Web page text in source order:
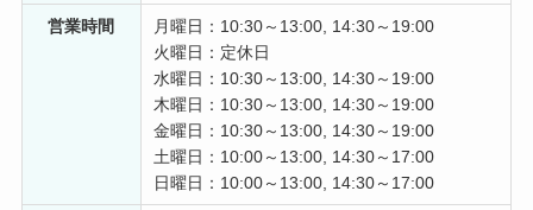
かりですが、短期間でも効果を実感できており、感動し
ております。 先生もスタッフの皆さまも優しく親切で、
とても心地よく施術いただいております。 ホワイトニン
グご検討の方には是非オススメしたいです！
1 か月前
営業時間
月曜日：10:30～13:00, 14:30～19:00
火曜日：定休日
水曜日：10:30～13:00, 14:30～19:00
木曜日：10:30～13:00, 14:30～19:00
金曜日：10:30～13:00, 14:30～19:00
土曜日：10:00～13:00, 14:30～17:00
日曜日：10:00～13:00, 14:30～17:00